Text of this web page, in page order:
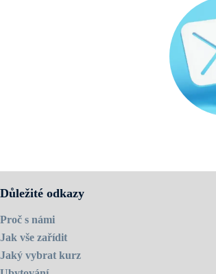
Důležité odkazy
Proč s námi
Jak vše zařídit
Jaký vybrat kurz